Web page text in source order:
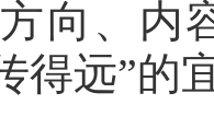
向、内
得远”的